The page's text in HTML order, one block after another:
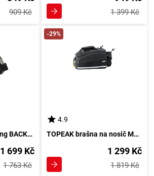
909 Kč 1 399 Kč
TOPEAK Bikepacking BACKLOADER, zelená rolovací brašna na sedlovku
1 699 Kč
1 763 Kč
-29%
4.9
TOPEAK brašna na nosič MTX TRUNK Bag EX
1 299 Kč
1 819 Kč